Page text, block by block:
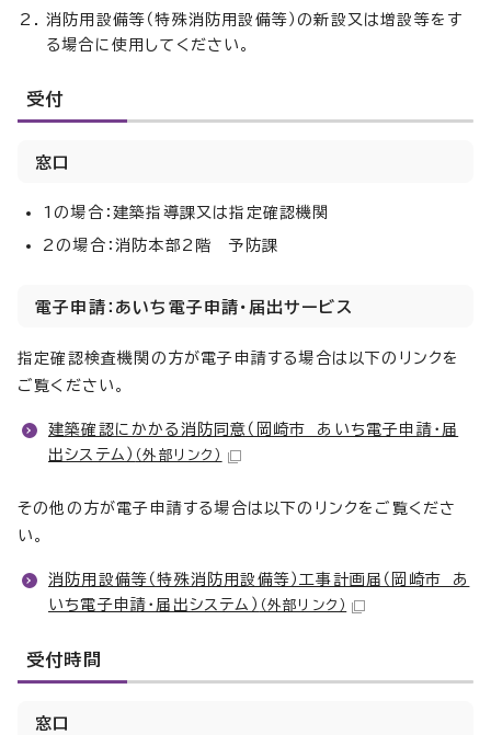
消防用設備等（特殊消防用設備等）の新設又は増設等をす
る場合に使用してください。
受付
窓口
1の場合：建築指導課又は指定確認機関
2の場合：消防本部2階 予防課
電子申請：あいち電子申請・届出サービス
指定確認検査機関の方が電子申請する場合は以下のリンクを
ご覧ください。
建築確認にかかる消防同意（岡崎市 あいち電子申請・届
出システム） （外部リンク）
その他の方が電子申請する場合は以下のリンクをご覧くださ
い。
消防用設備等（特殊消防用設備等）工事計画届（岡崎市 あ
いち電子申請・届出システム） （外部リンク）
受付時間
窓口